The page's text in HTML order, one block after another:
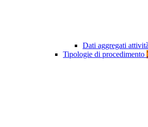
Dati aggregati
Tipologie di procedimento